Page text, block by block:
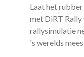
Laat het
met DiRT Rally
rallysimulatie
's werelds